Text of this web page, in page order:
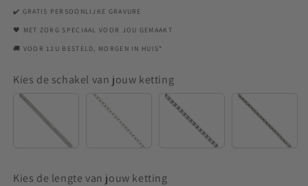
✔️ GRATIS PERSOONLIJKE GRAVURE
🖤 MET ZORG SPECIAAL VOOR JOU GEMAAKT
🚚 VOOR 12U BESTELD, MORGEN IN HUIS*
Kies de schakel van jouw ketting
Venetian
Kies de lengte van jouw ketting